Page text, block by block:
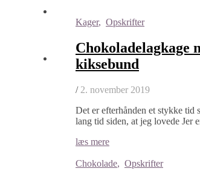
Kager, Opskrifter
Chokoladelagkage
kiksebund
/ 2. november 2019
Det er efterhånden et stykke tid
lang tid siden, at jeg lovede Jer
læs mere
Chokolade, Opskrifter